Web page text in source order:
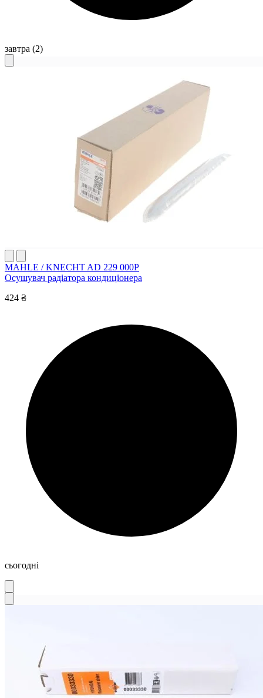
завтра (2)
MAHLE / KNECHT AD 229 000P
Осушувач радіатора кондиціонера
424 ₴
сьогодні